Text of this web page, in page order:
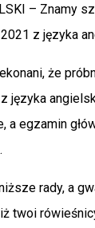
– Znamy
z języka
że
języka
a egzamin
rady, a
twoi